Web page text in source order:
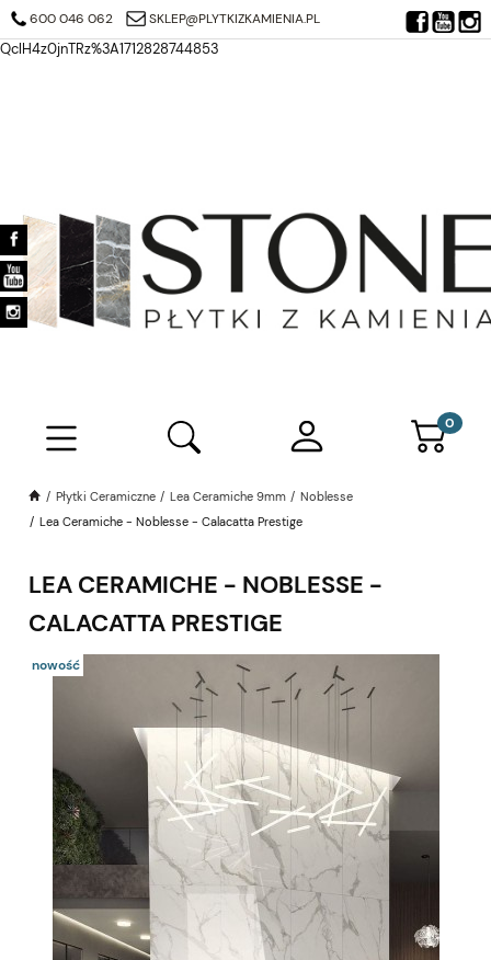
https://search.google.com/search-console/verification-download?
QclH4z0jnTRz%3A1712828744853
600 046 062 SKLEP@PLYTKIZKAMIENIA.PL
Płytki Ceramiczne Lea Ceramiche 9mm
Noblesse
Lea Ceramiche - Noblesse - Calacatta Prestige
LEA CERAMICHE - NOBLESSE -
CALACATTA PRESTIGE
nowość